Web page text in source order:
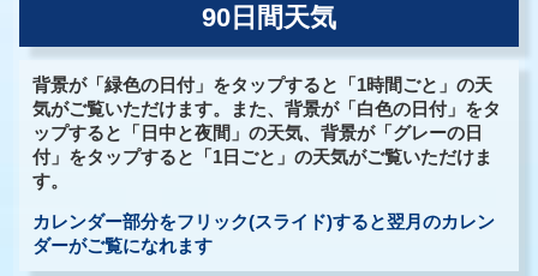
90日間天気
背景が「緑色の日付」をタップすると「1時間ごと」の天
気がご覧いただけます。また、背景が「白色の日付」をタ
ップすると「日中と夜間」の天気、背景が「グレーの日
付」をタップすると「1日ごと」の天気がご覧いただけま
す。
カレンダー部分をフリック(スライド)すると翌月のカレン
ダーがご覧になれます